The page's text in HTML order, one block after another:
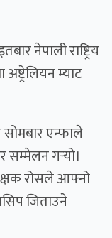
नेपाली राष्ट्रिय
म्याट
सोमबार एन्फाले
सम्मेलन गर्‍यो।
रोसले आफ्नो
जिताउने